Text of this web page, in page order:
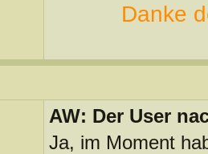
Danke
AW: Der User
Ja, im Moment